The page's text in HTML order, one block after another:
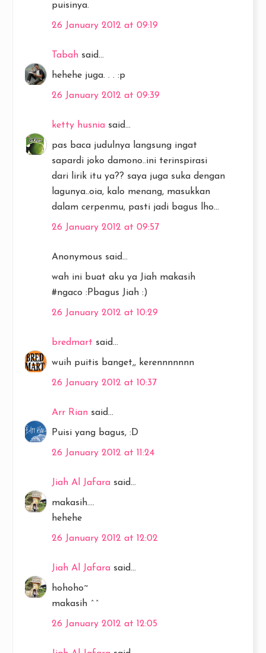
puisinya.
26 January 2012 at 09:19
Tabah said...
hehehe juga. . . :p
26 January 2012 at 09:39
ketty husnia said...
pas baca judulnya langsung ingat
sapardi joko damono..ini terinspirasi
dari lirik itu ya?? saya juga suka dengan
lagunya..oia, kalo menang, masukkan
dalam cerpenmu, pasti jadi bagus lho...
26 January 2012 at 09:57
Anonymous said...
wah ini buat aku ya Jiah makasih
#ngaco :Pbagus Jiah :)
26 January 2012 at 10:29
bredmart said...
wuih puitis banget,, kerennnnnnn
26 January 2012 at 10:37
Arr Rian said...
Puisi yang bagus, :D
26 January 2012 at 11:24
Jiah Al Jafara said...
makasih....
hehehe
26 January 2012 at 12:02
Jiah Al Jafara said...
hohoho~
makasih ^^
26 January 2012 at 12:05